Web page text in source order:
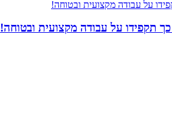
תקפידו על עבודה מקצועית ובטוחה!